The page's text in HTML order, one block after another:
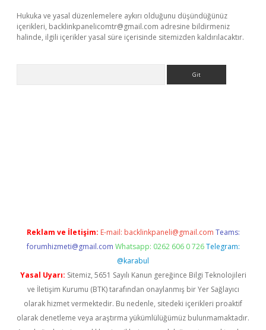
Hukuka ve yasal düzenlemelere aykırı olduğunu düşündüğünüz
içerikleri, backlinkpanelicomtr@gmail.com adresine bildirmeniz
halinde, ilgili içerikler yasal süre içerisinde sitemizden kaldırılacaktır.
Reklam ve İletişim: E-mail: backlinkpaneli@gmail.com Teams:
forumhizmeti@gmail.com Whatsapp: 0262 606 0 726 Telegram:
@karabul
Yasal Uyarı: Sitemiz, 5651 Sayılı Kanun gereğince Bilgi Teknolojileri
ve İletişim Kurumu (BTK) tarafından onaylanmış bir Yer Sağlayıcı
olarak hizmet vermektedir. Bu nedenle, sitedeki içerikleri proaktif
olarak denetleme veya araştırma yükümlülüğümüz bulunmamaktadır.